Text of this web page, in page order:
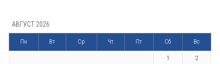
АВГУСТ 2026
Пн Вт Ср Чт Пт Сб Вс
1
2